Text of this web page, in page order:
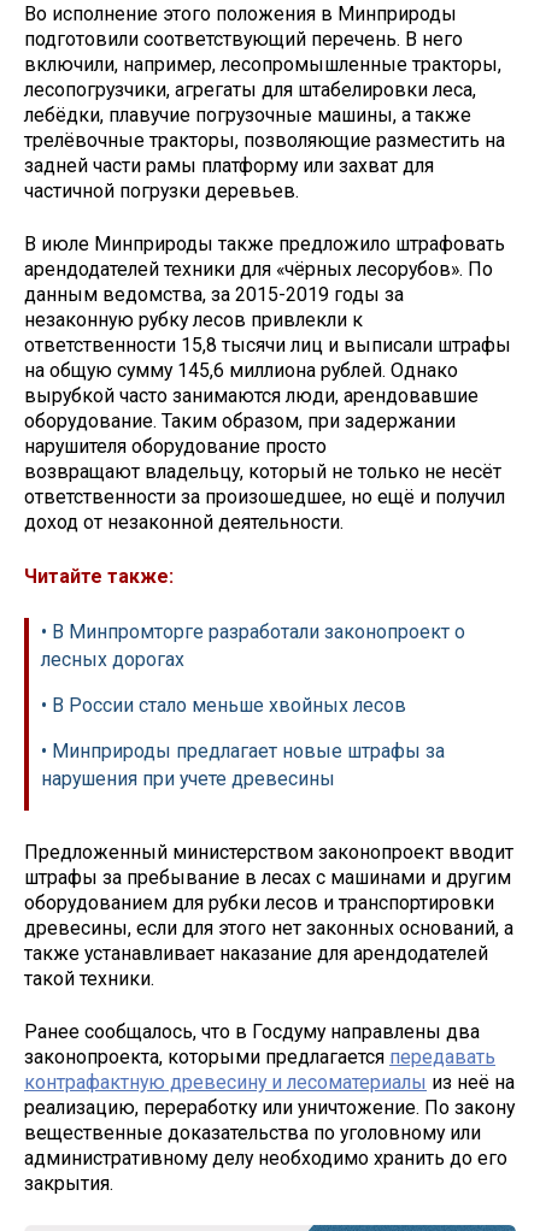
Во исполнение этого положения в Минприроды
подготовили соответствующий перечень. В него
включили, например, лесопромышленные тракторы,
лесопогрузчики, агрегаты для штабелировки леса,
лебёдки, плавучие погрузочные машины, а также
трелёвочные тракторы, позволяющие разместить на
задней части рамы платформу или захват для
частичной погрузки деревьев.
В июле Минприроды также предложило штрафовать
арендодателей техники для «чёрных лесорубов». По
данным ведомства, за 2015-2019 годы за
незаконную рубку лесов привлекли к
ответственности 15,8 тысячи лиц и выписали штрафы
на общую сумму 145,6 миллиона рублей. Однако
вырубкой часто занимаются люди, арендовавшие
оборудование. Таким образом, при задержании
нарушителя оборудование просто
возвращают владельцу, который не только не несёт
ответственности за произошедшее, но ещё и получил
доход от незаконной деятельности.
Читайте также:
• В Минпромторге разработали законопроект о
лесных дорогах
• В России стало меньше хвойных лесов
• Минприроды предлагает новые штрафы за
нарушения при учете древесины
Предложенный министерством законопроект вводит
штрафы за пребывание в лесах с машинами и другим
оборудованием для рубки лесов и транспортировки
древесины, если для этого нет законных оснований, а
также устанавливает наказание для арендодателей
такой техники.
Ранее сообщалось, что в Госдуму направлены два
законопроекта, которыми предлагается передавать
контрафактную древесину и лесоматериалы из неё на
реализацию, переработку или уничтожение. По закону
вещественные доказательства по уголовному или
административному делу необходимо хранить до его
закрытия.